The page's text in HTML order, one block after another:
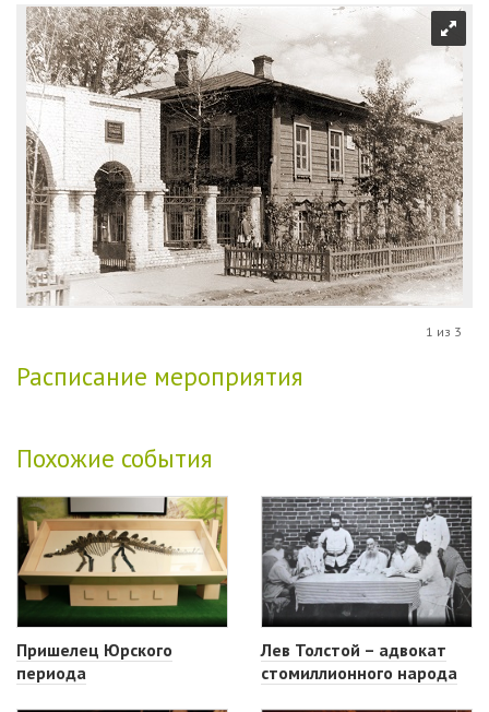
1 из 3
Расписание мероприятия
Похожие события
Пришелец Юрского
периода
Лев Толстой – адвокат
стомиллионного народа